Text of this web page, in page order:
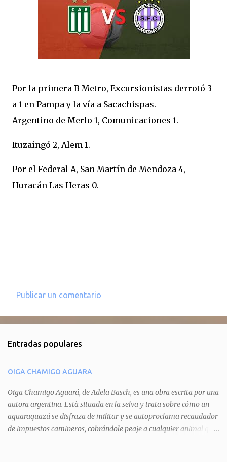
Por la primera B Metro, Excursionistas derrotó 3
a 1 en Pampa y la vía a Sacachispas.
Argentino de Merlo 1, Comunicaciones 1.
Ituzaingó 2, Alem 1.
Por el Federal A, San Martín de Mendoza 4,
Huracán Las Heras 0.
e
t
a
r
i
o
Publicar un comentario
Entradas populares
OIGA CHAMIGO AGUARA
Oiga Chamigo Aguará, de Adela Basch, es una obra escrita por una
autora argentina. Està situada en la selva y trata sobre cómo un
aguaraguazú se disfraza de militar y se autoproclama recaudador
de impuestos camineros, cobrándole peaje a cualquier animal que